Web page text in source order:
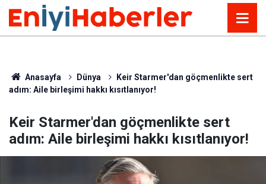
Anasayfa Dünya
Keir Starmer'dan göçmenlikte sert
adım: Aile birleşimi hakkı kısıtlanıyor!
Keir Starmer'dan göçmenlikte sert
adım: Aile birleşimi hakkı kısıtlanıyor!